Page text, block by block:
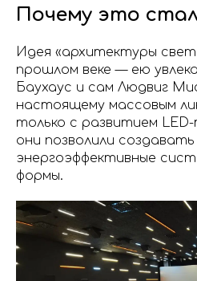
Почему это
Идея «архитектуры
прошлом веке — ею
Баухаус и сам Людвиг
настоящему массовым
только с развитием
они позволили
энергоэффективные
формы.